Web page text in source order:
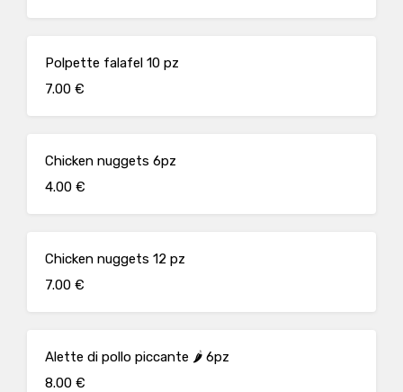
Polpette falafel 10 pz
7.00 €
Chicken nuggets 6pz
4.00 €
Chicken nuggets 12 pz
7.00 €
Alette di pollo piccante 🌶 6pz
8.00 €